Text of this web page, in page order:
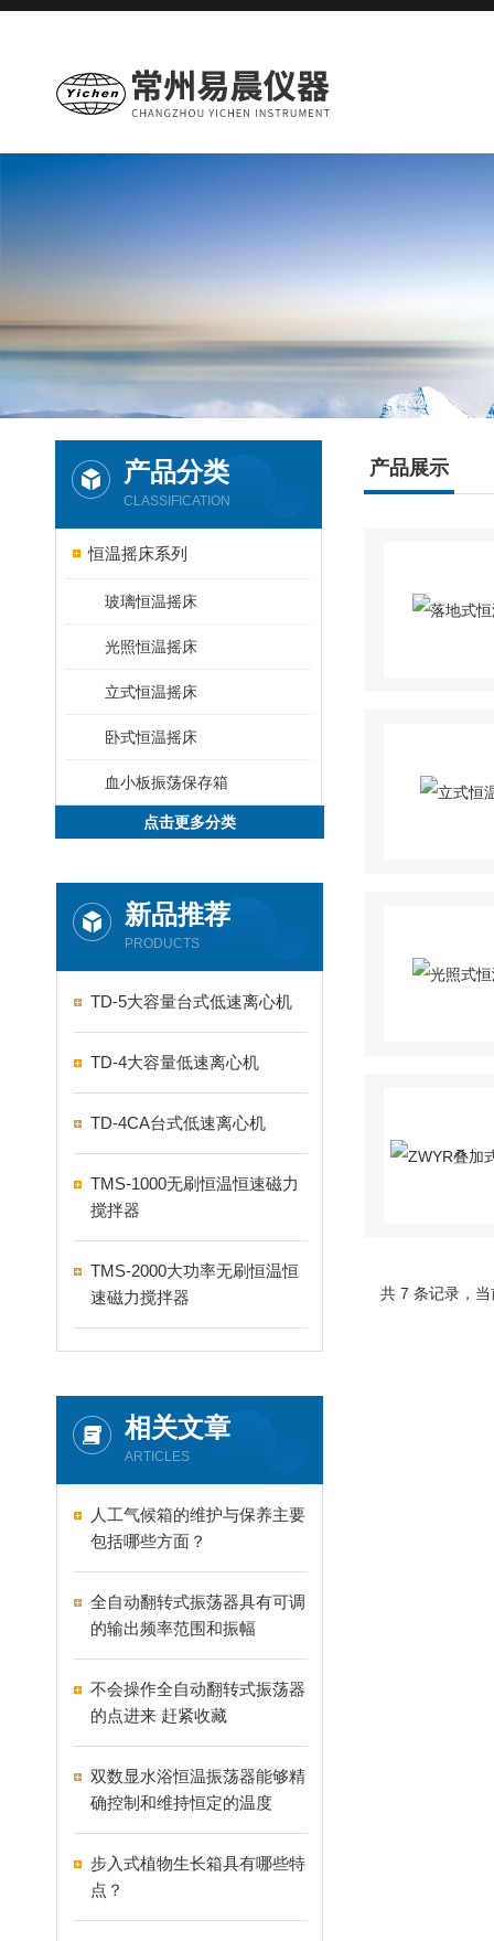
产品分类
CLASSIFICATION
恒温摇床系列
玻璃恒温摇床
光照恒温摇床
立式恒温摇床
卧式恒温摇床
血小板振荡保存箱
点击更多分类
新品推荐
PRODUCTS
TD-5大容量台式低速离心机
TD-4大容量低速离心机
TD-4CA台式低速离心机
TMS-1000无刷恒温恒速磁力
搅拌器
TMS-2000大功率无刷恒温恒
速磁力搅拌器
相关文章
ARTICLES
人工气候箱的维护与保养主要
包括哪些方面？
全自动翻转式振荡器具有可调
的输出频率范围和振幅
不会操作全自动翻转式振荡器
的点进来 赶紧收藏
双数显水浴恒温振荡器能够精
确控制和维持恒定的温度
步入式植物生长箱具有哪些特
点？
产品展示
共 7 条记录，